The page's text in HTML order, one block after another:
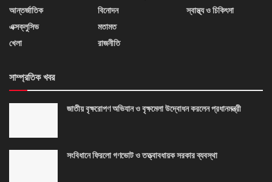
আন্তর্জাতিক
এক্সক্লুসিভ
খেলা
বিনোদন
মতামত
রাজনীতি
স্বাস্থ্য ও চিকিৎসা
সাম্প্রতিক খবর
জাতীয় বৃক্ষরোপণ অভিযান ও বৃক্ষমেলা উদ্বোধন করলেন প্রধানমন্ত্রী
সংবিধানে ফিরলো গণভোট ও তত্ত্বাবধায়ক সরকার ব্যবস্থা